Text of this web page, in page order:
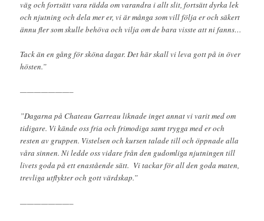
väg och fortsätt vara rädda om varandra i allt slit, fortsätt dyrka lek
och njutning och dela mer er, vi är många som vill följa er och säkert
ännu fler som skulle behöva och vilja om de bara visste att ni fanns…
Tack än en gång för sköna dagar. Det här skall vi leva gott på in över
hösten.”
———————–
”Dagarna på Chateau Garreau liknade inget annat vi varit med om
tidigare. Vi kände oss fria och frimodiga samt trygga med er och
resten av gruppen. Vistelsen och kursen talade till och öppnade alla
våra sinnen. Ni ledde oss vidare från den gudomliga njutningen till
livets goda på ett enastående sätt. Vi tackar för all den goda maten,
trevliga utflykter och gott värdskap.”
———————–